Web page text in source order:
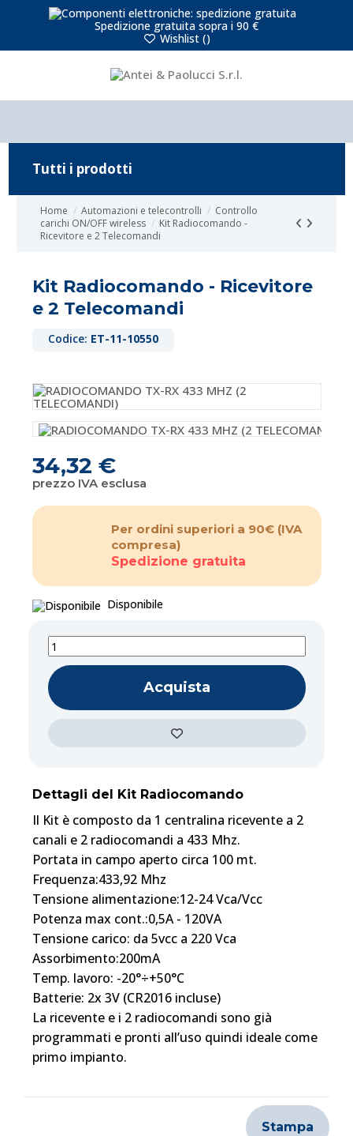
Spedizione gratuita sopra i 90 €
Wishlist ()
Home Automazioni e telecontrolli
Controllo
carichi ON/OFF wireless
Kit Radiocomando -
Ricevitore e 2 Telecomandi
Kit Radiocomando - Ricevitore
e 2 Telecomandi
Codice: ET-11-10550
34,32 €
prezzo IVA esclusa
Per ordini superiori a 90€ (IVA
compresa)
Spedizione gratuita
Disponibile
Acquista
Dettagli del Kit Radiocomando
Il Kit è composto da 1 centralina ricevente a 2
canali e 2 radiocomandi a 433 Mhz.
Portata in campo aperto circa 100 mt.
Frequenza:433,92 Mhz
Tensione alimentazione:12-24 Vca/Vcc
Potenza max cont.:0,5A - 120VA
Tensione carico: da 5vcc a 220 Vca
Assorbimento:200mA
Temp. lavoro: -20°÷+50°C
Batterie: 2x 3V (CR2016 incluse)
La ricevente e i 2 radiocomandi sono già
programmati e pronti all’uso quindi ideale come
primo impianto.
Stampa
Tutti i prodotti